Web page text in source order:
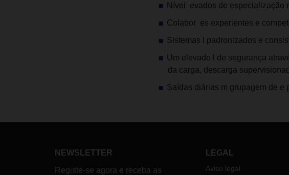
Nívei evados de especialização
Colabor es experientes e
Sistemas I padronizados e
Um elevado l de segurança
da carga, descarga
Saídas diárias m grupagem de e
NEWSLETTER
Registe-se agora e receba as
LEGAL
Aviso legal